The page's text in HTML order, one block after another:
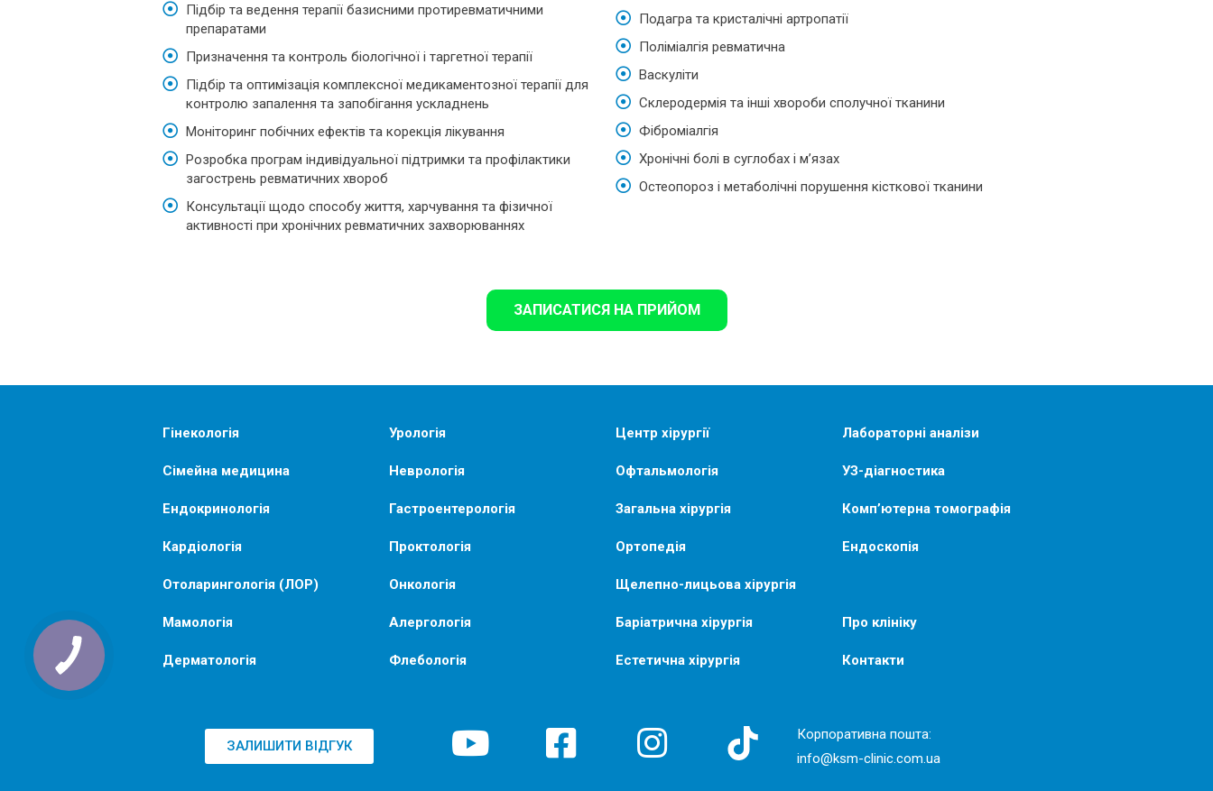
Підбір та ведення терапії базисними протиревматичними
препаратами
Призначення та контроль біологічної і таргетної терапії
Підбір та оптимізація комплексної медикаментозної терапії для
контролю запалення та запобігання ускладнень
Моніторинг побічних ефектів та корекція лікування
Розробка програм індивідуальної підтримки та профілактики
загострень ревматичних хвороб
Консультації щодо способу життя, харчування та фізичної
активності при хронічних ревматичних захворюваннях
Подагра та кристалічні артропатії
Поліміалгія ревматична
Васкуліти
Склеродермія та інші хвороби сполучної тканини
Фіброміалгія
Хронічні болі в суглобах і м’язах
Остеопороз і метаболічні порушення кісткової тканини
ЗАПИСАТИСЯ НА ПРИЙОМ
Гінекологія
Сімейна медицина
Ендокринологія
Кардіологія
Отоларингологія (ЛОР)
Мамологія
Дерматологія
Урологія
Неврологія
Гастроентерологія
Проктологія
Онкологія
Алергологія
Флебологія
Центр хірургії
Офтальмологія
Загальна хірургія
Ортопедія
Щелепно-лицьова хірургія
Баріатрична хірургія
Естетична хірургія
Лабораторні аналізи
УЗ-діагностика
Комп’ютерна томографія
Ендоскопія
Про клініку
Контакти
ЗАЛИШИТИ ВІДГУК
Корпоративна пошта:
info@ksm-clinic.com.ua